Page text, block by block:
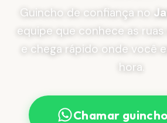
Guincho de confiança no
equipe que conhece as
e chega rápido onde você
hora.
Chamar